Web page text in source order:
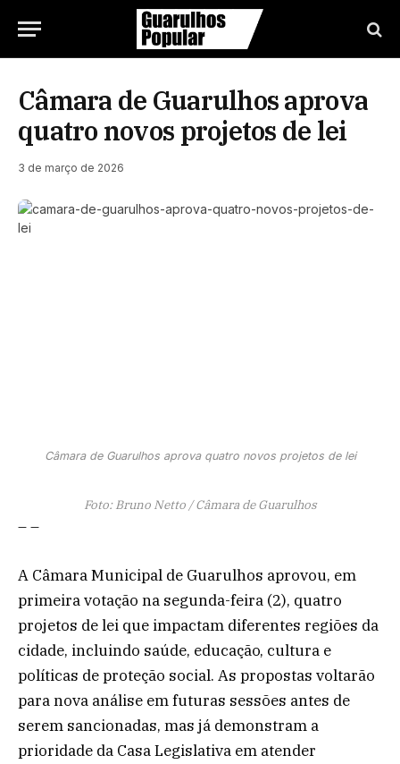
Câmara de Guarulhos aprova
quatro novos projetos de lei
3 de março de 2026
Câmara de Guarulhos aprova quatro novos projetos de lei
Foto: Bruno Netto / Câmara de Guarulhos
– –
A Câmara Municipal de Guarulhos aprovou, em
primeira votação na segunda-feira (2), quatro
projetos de lei que impactam diferentes regiões da
cidade, incluindo saúde, educação, cultura e
políticas de proteção social. As propostas voltarão
para nova análise em futuras sessões antes de
serem sancionadas, mas já demonstram a
prioridade da Casa Legislativa em atender